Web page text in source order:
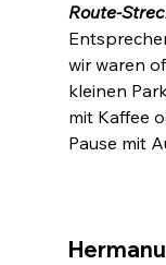
Route-
wir waren
kleinen
mit Kaffee
Pause mit